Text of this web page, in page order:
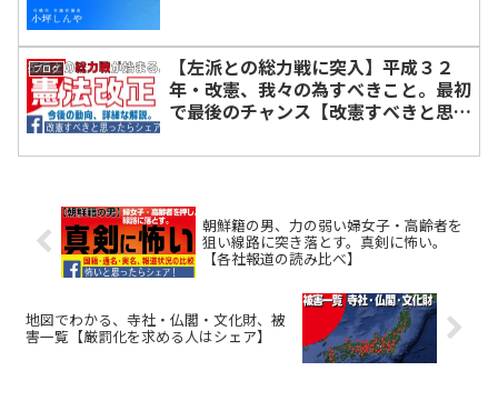
ブログ
【左派との総力戦に突入】平成３２
年・改憲、我々の為すべきこと。最初
で最後のチャンス【改憲すべきと思っ
朝鮮籍の男、力の弱い婦女子・高齢者を
狙い線路に突き落とす。真剣に怖い。
【各社報道の読み比べ】
地図でわかる、寺社・仏閣・文化財、被
害一覧【厳罰化を求める人はシェア】